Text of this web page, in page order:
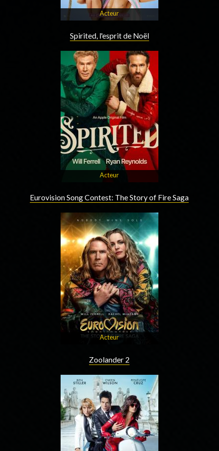
Acteur
Spirited, l'esprit de Noël
Acteur
Eurovision Song Contest: The Story of Fire Saga
Acteur
Zoolander 2